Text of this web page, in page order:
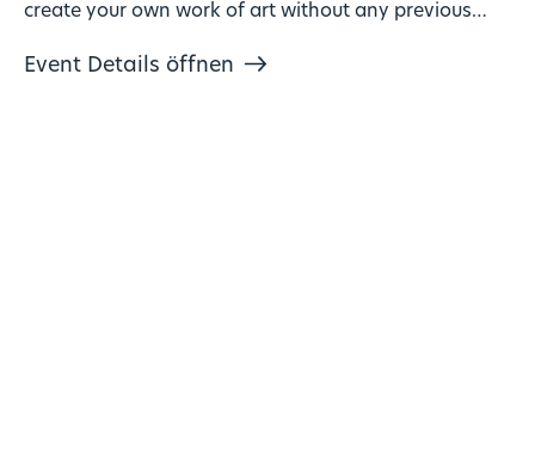
create your own work of art without any previous
Event Details öffnen